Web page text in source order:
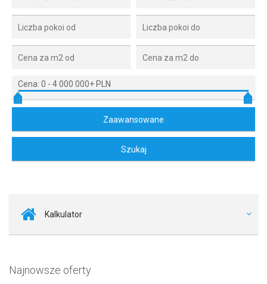
Cena: 0 - 4 000 000+ PLN
Kalkulator
Najnowsze oferty